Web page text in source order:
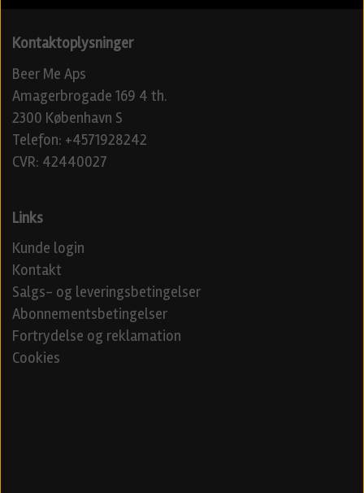
Kontaktoplysninger
Beer Me Aps
Amagerbrogade 169 4 th.
2300 København S
Telefon: +4571928242
CVR: 42440027
Links
Kunde login
Kontakt
Salgs- og leveringsbetingelser
Abonnementsbetingelser
Fortrydelse og reklamation
Cookies